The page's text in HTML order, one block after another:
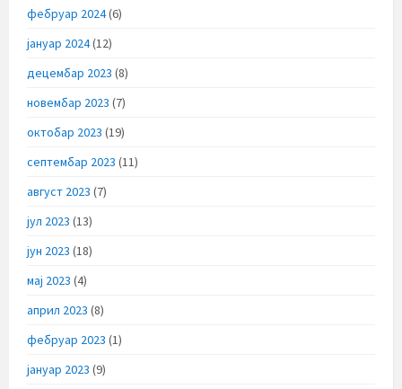
фебруар 2024(6)
јануар 2024(12)
децембар 2023 (8)
новембар 2023 (7)
октобар 2023 (19)
септембар 2023 (11)
август 2023 (7)
јул 2023 (13)
јун 2023 (18)
мај 2023 (4)
април 2023 (8)
фебруар 2023 (1)
јануар 2023 (9)